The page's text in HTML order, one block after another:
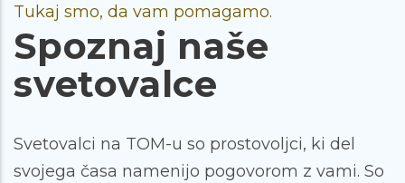
Tukaj smo, da vam pomagamo.
Spoznaj naše
svetovalce
Svetovalci na TOM-u so prostovoljci, ki del
svojega časa namenijo pogovorom z vami. So